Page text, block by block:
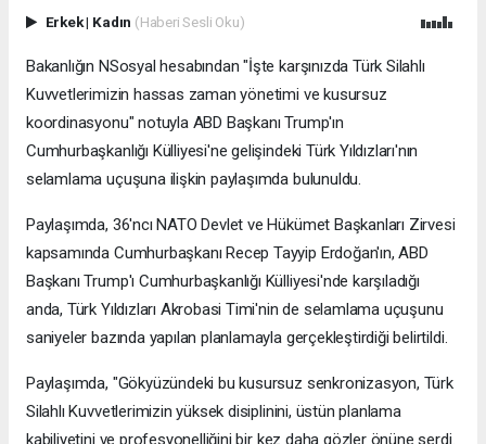
Erkek| Kadın (Haberi Sesli Oku)
Bakanlığın NSosyal hesabından "İşte karşınızda Türk Silahlı
Kuvvetlerimizin hassas zaman yönetimi ve kusursuz
koordinasyonu" notuyla ABD Başkanı Trump'ın
Cumhurbaşkanlığı Külliyesi'ne gelişindeki Türk Yıldızları'nın
selamlama uçuşuna ilişkin paylaşımda bulunuldu.
Paylaşımda, 36'ncı NATO Devlet ve Hükümet Başkanları Zirvesi
kapsamında Cumhurbaşkanı Recep Tayyip Erdoğan'ın, ABD
Başkanı Trump'ı Cumhurbaşkanlığı Külliyesi'nde karşıladığı
anda, Türk Yıldızları Akrobasi Timi'nin de selamlama uçuşunu
saniyeler bazında yapılan planlamayla gerçekleştirdiği belirtildi.
Paylaşımda, "Gökyüzündeki bu kusursuz senkronizasyon, Türk
Silahlı Kuvvetlerimizin yüksek disiplinini, üstün planlama
kabiliyetini ve profesyonelliğini bir kez daha gözler önüne serdi.